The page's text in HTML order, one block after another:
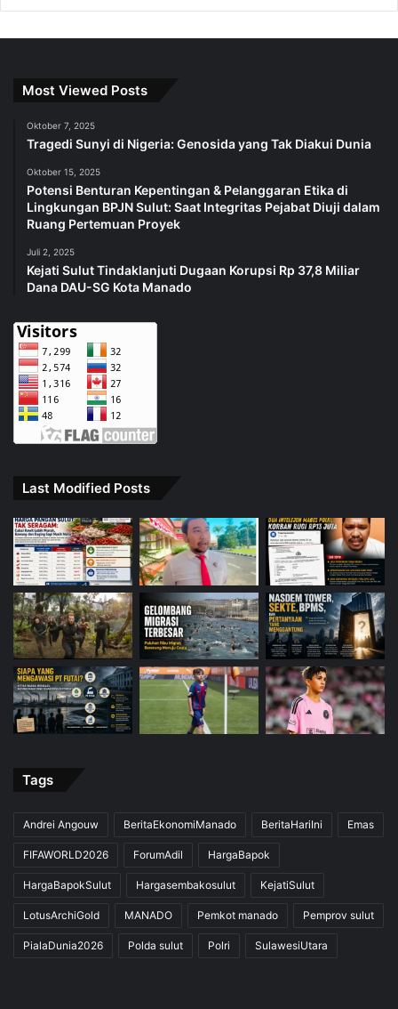
Most Viewed Posts
Oktober 7, 2025
Tragedi Sunyi di Nigeria: Genosida yang Tak Diakui Dunia
Oktober 15, 2025
Potensi Benturan Kepentingan & Pelanggaran Etika di
Lingkungan BPJN Sulut: Saat Integritas Pejabat Diuji dalam
Ruang Pertemuan Proyek
Juli 2, 2025
Kejati Sulut Tindaklanjuti Dugaan Korupsi Rp 37,8 Miliar
Dana DAU-SG Kota Manado
Last Modified Posts
Tags
Andrei Angouw BeritaEkonomiManado BeritaHariIni Emas
FIFAWORLD2026 ForumAdil HargaBapok
HargaBapokSulut Hargasembakosulut KejatiSulut
LotusArchiGold MANADO Pemkot manado Pemprov sulut
PialaDunia2026 Polda sulut Polri SulawesiUtara